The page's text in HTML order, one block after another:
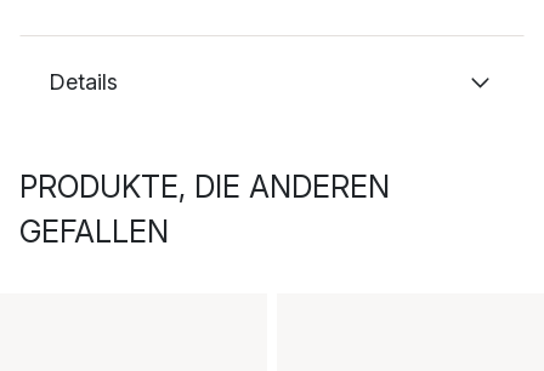
Details
PRODUKTE, DIE ANDEREN
GEFALLEN